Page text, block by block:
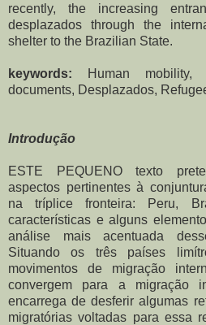
recently, the increasing
desplazados through the
shelter to the Brazilian State.
keywords: Human mobility,
documents, Desplazados,
Introdução
ESTE PEQUENO texto
aspectos pertinentes à
na tríplice fronteira: Peru,
características e alguns
análise mais acentuada
Situando os três países
movimentos de migração
convergem para a migração
encarrega de desferir algumas
migratórias voltadas para essa